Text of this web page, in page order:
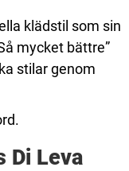
klädstil som sin
mycket bättre”
stilar genom
Di Leva